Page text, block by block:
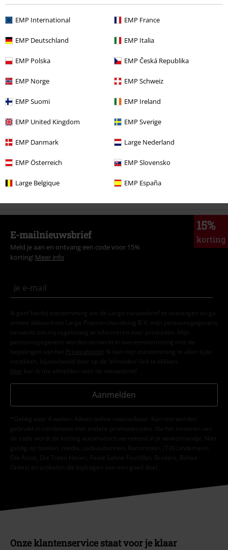
EMP International EMP France
EMP Deutschland EMP Italia
EMP Polska EMP Česká Republika
EMP Norge EMP Schweiz
EMP Suomi EMP Ireland
EMP United Kingdom EMP Sverige
EMP Danmark Large Nederland
EMP Österreich EMP Slovensko
Large Belgique EMP España
Adviesprijs€ 49,99
Meer categorieën. Meer opties.
Films & Series
Films & Series Kleding Korte jurken
Kleding Jurken
Films & Series Films en tv Warner Bros 100
Films & Series Films en tv Harry Potter Kleding
15%
korting
E-mailnieuwsbrief
Meld je aan en ontvang een code voor 15%
korting! Meer info
Ik geef hierbij toestemming om de Large-nieuwsbrief te ontvangen en ga
ermee akkoord dat Large Popmerchandising B.V. mijn persoonsgegevens
verwerkt om mij regelmatig te informeren over producten. Mijn
persoonsgegevens worden verwerkt in overeenstemming met de
bepalingen van het
Privacybeleid . Ik kan mijn toestemming te allen tijde
intrekken, bijvoorbeeld door op de ‘afmelden’-link te klikken.
Hier kan ik me afmelden voor de nieuwsbrief.
Aanmelden
*Geldig voor 4 weken. Alleen online inwisselbaar. Kan niet worden
gebruikt in combinatie met andere promotiecodes. Na het invoeren van
de code wordt de korting automatisch verrekend in je winkelmandje. Niet
geldig op boeken, media, cadeaubonnen, Rammstein, (Till) Lindemann,
Die Ärzte, Die Toten Hosen, Feine Sahne Fischfilet, Broilers, Böhse
Onkelz en artikelen die bijdragen aan een goed doel.
Onze klantenservice staat voor je klaar